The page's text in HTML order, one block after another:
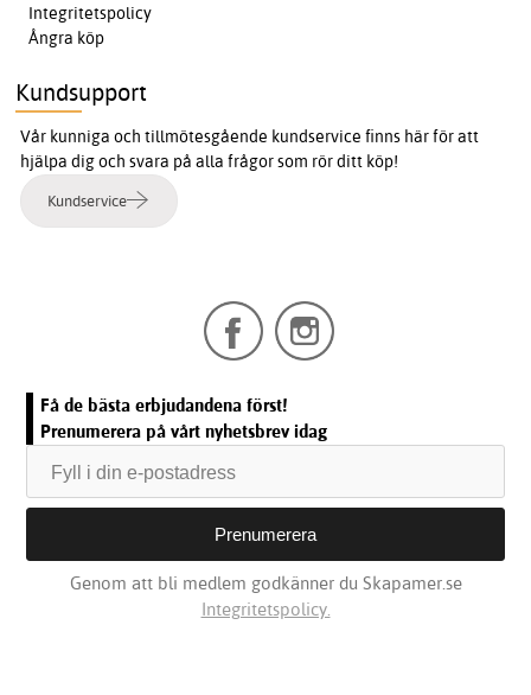
Integritetspolicy
Ångra köp
Kundsupport
Vår kunniga och tillmötesgående kundservice finns här för att
hjälpa dig och svara på alla frågor som rör ditt köp!
Kundservice
Få de bästa erbjudandena först!
Prenumerera på vårt nyhetsbrev idag
Genom att bli medlem godkänner du Skapamer.se
Integritetspolicy.